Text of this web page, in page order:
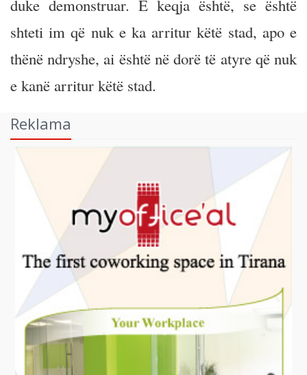
duke demonstruar. E keqja është, se është
shteti im që nuk e ka arritur këtë stad, apo e
thënë ndryshe, ai është në dorë të atyre që nuk
e kanë arritur këtë stad.
Reklama